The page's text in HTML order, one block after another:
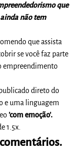
que
ainda não tem
que assista
se você faz parte
empreendimento
direto do
e uma linguagem
'com emoção'.
1.5x.